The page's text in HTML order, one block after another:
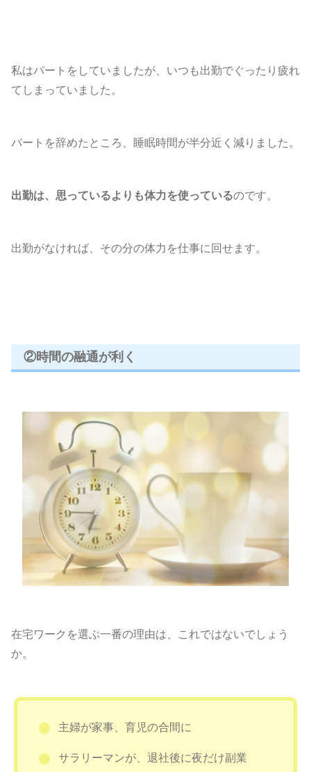
私はパートをしていましたが、いつも出勤でぐったり疲れ
てしまっていました。
パートを辞めたところ、睡眠時間が半分近く減りました。
出勤は、思っているよりも体力を使っているのです。
出勤がなければ、その分の体力を仕事に回せます。
②時間の融通が利く
在宅ワークを選ぶ一番の理由は、これではないでしょう
か。
主婦が家事、育児の合間に
サラリーマンが、退社後に夜だけ副業